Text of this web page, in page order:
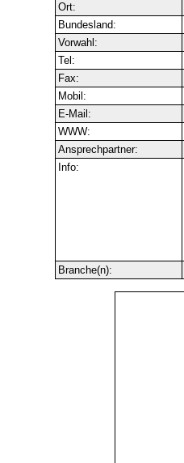
Ort:
Bundesland:
Vorwahl:
Tel:
Fax:
Mobil:
E-Mail:
WWW:
Ansprechpartner:
Info:
Branche(n):